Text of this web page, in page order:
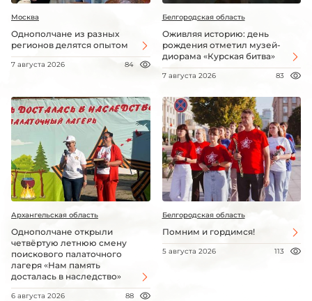
Москва
Однополчане из разных
регионов делятся опытом
7 августа 2026 84
Белгородская область
Оживляя историю: день
рождения отметил музей-
диорама «Курская битва»
7 августа 2026 83
Архангельская область
Однополчане открыли
четвёртую летнюю смену
поискового палаточного
лагеря «Нам память
досталась в наследство»
6 августа 2026 88
Белгородская область
Помним и гордимся!
5 августа 2026 113